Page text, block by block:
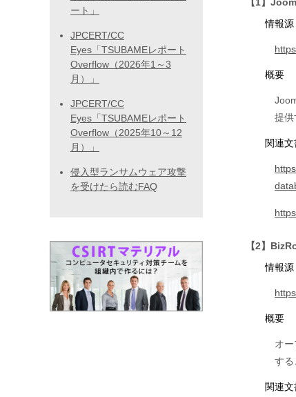
情報源
概要
提供
関連文
【2】
情報源
概要
オ
する
関連文
ート」
JPCERT/CC
Eyes「TSUBAMEレポート
Overflow（2026年1～3
月）」
JPCERT/CC
Eyes「TSUBAMEレポート
Overflow（2025年10～12
月）」
侵入型ランサムウェア攻撃
を受けたら読むFAQ